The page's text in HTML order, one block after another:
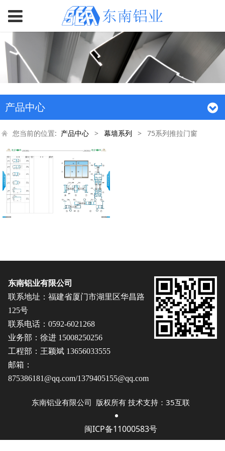
产品中心
您当前的位置: 产品中心 > 幕墙系列 > 75系列推拉门窗
东南铝业有限公司
联系地址：福建省厦门市湖里区华昌路
125号
联系电话：0592-6021268
业务部：徐进 15008250256
工程部：王颖斌 13656033555
邮箱：
875386181@qq.com/1379405155@qq.com
东南铝业有限公司 版权所有 技术支持：35互联
闽ICP备11000583号